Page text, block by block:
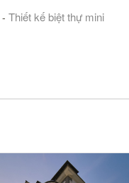
-Thiết kế biệt thự mini